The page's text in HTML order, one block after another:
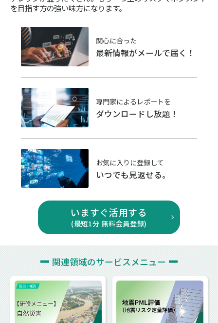
を目指す方の強い味方になります。
関心に合った
最新情報がメールで届く！
専門家によるレポートを
ダウンロードし放題！
お気に入りに登録して
いつでも見返せる。
いますぐ活用する
(最短1分 無料会員登録)
関連領域のサービスメニュー